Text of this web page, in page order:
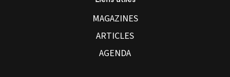
MAGAZINES
ARTICLES
AGENDA